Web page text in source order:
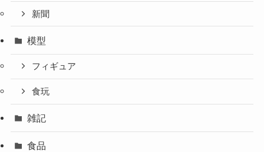
新聞
模型
フィギュア
食玩
雑記
食品